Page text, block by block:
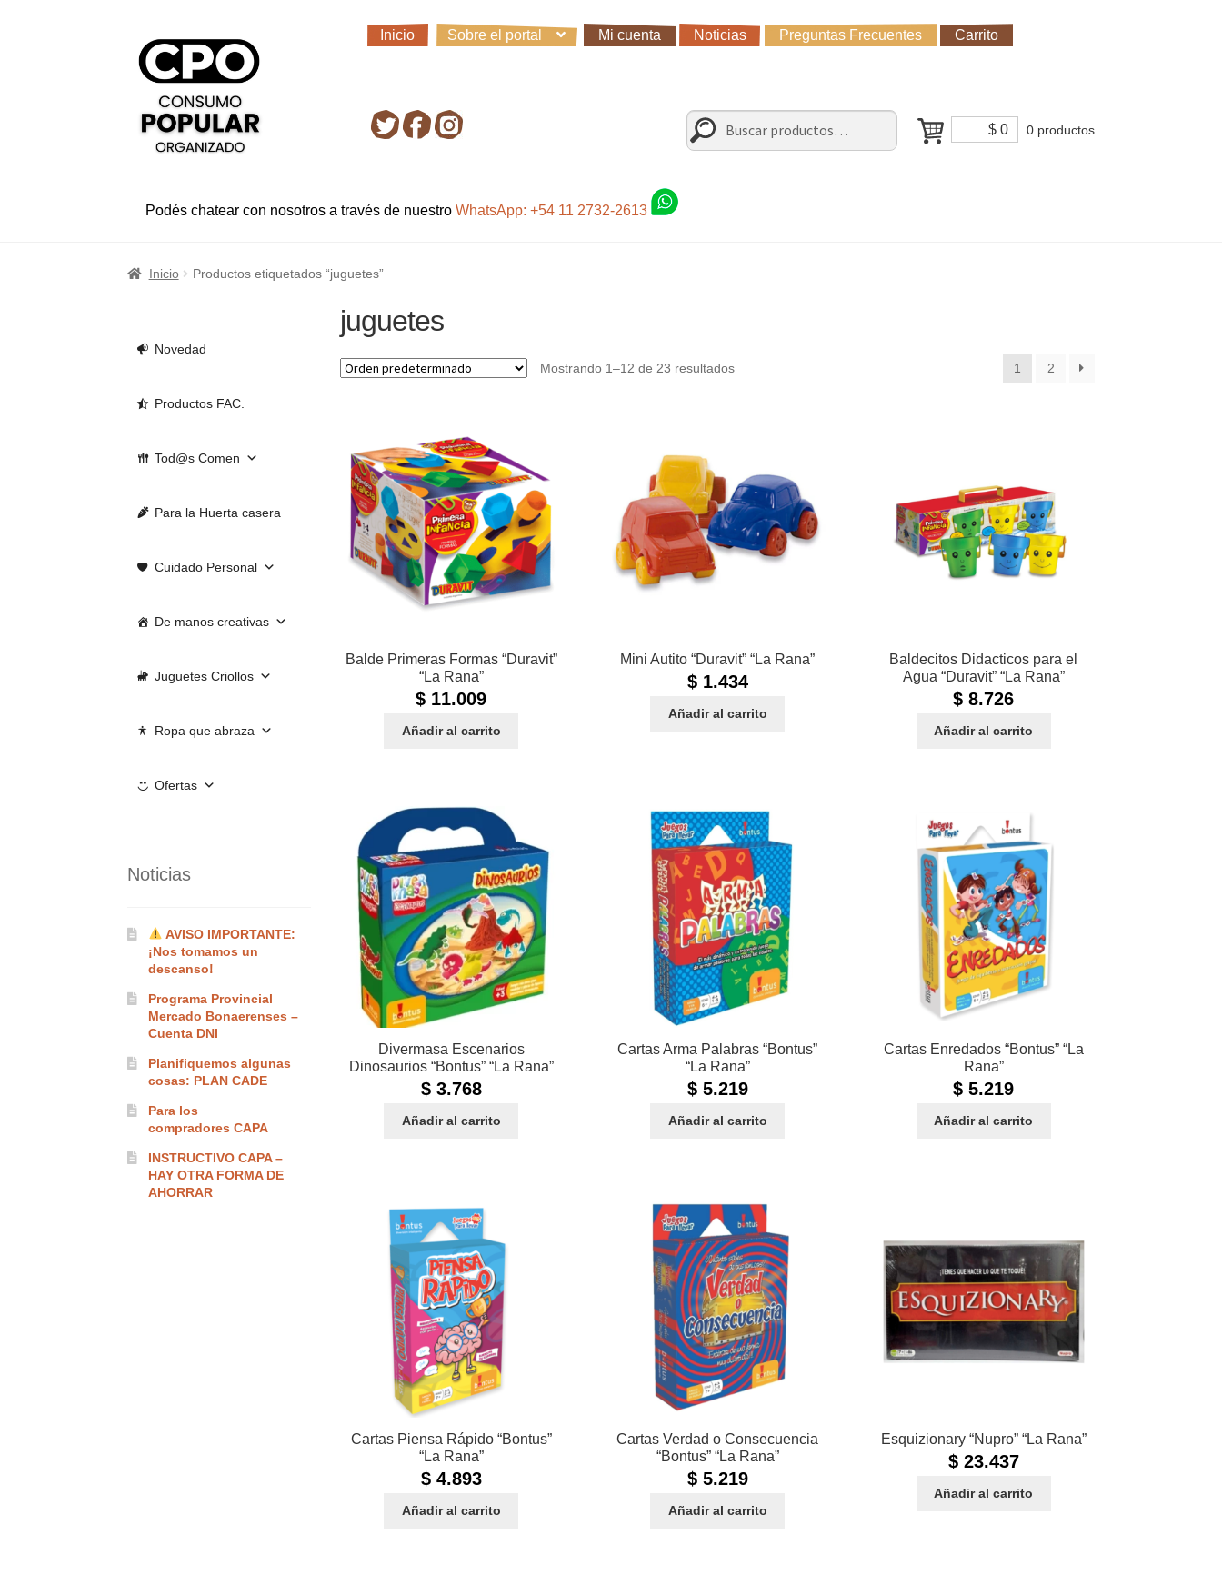
navegación
al
contenido
Inicio Sobre el portal Mi cuenta Noticias Preguntas Frecuentes Carrito
Retirando en Roca Negra Sugerencias y consultas Cómo Comprar?
$0 0 productos
Buscar
por:
Buscar
Podés chatear con nosotros a través de nuestroWhatsApp: +54 11 2732-2613
Inicio Productos etiquetados “juguetes”
juguetes
Mostrando 1–12 de 23 resultados 1 2
Balde Primeras Formas “Duravit”
“La Rana”
$ 11.009
Añadir al carrito
Mini Autito “Duravit” “La Rana”
$1.434
Añadir al carrito
Baldecitos Didacticos para el
Agua “Duravit” “La Rana”
$ 8.726
Añadir al carrito
Divermasa Escenarios
Dinosaurios “Bontus” “La Rana”
$3.768
Añadir al carrito
Cartas Arma Palabras “Bontus”
“La Rana”
$5.219
Añadir al carrito
Cartas Enredados “Bontus” “La
Rana”
$ 5.219
Añadir al carrito
Cartas Piensa Rápido “Bontus”
“La Rana”
$4.893
Añadir al carrito
Cartas Verdad o Consecuencia
“Bontus” “La Rana”
$5.219
Añadir al carrito
Esquizionary “Nupro” “La Rana”
$23.437
Añadir al carrito
Novedad
Productos FAC.
Tod@s Comen
Para la Huerta casera
Cuidado Personal
De manos creativas
Juguetes Criollos
Ropa que abraza
Ofertas
Noticias
AVISO IMPORTANTE:
¡Nos tomamos un
descanso!
Programa Provincial
Mercado Bonaerenses –
Cuenta DNI
Planifiquemos algunas
cosas: PLAN CADE
Para los
compradores CAPA
INSTRUCTIVO CAPA –
HAY OTRA FORMA DE
AHORRAR